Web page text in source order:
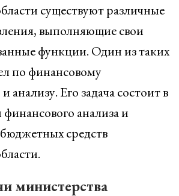
существуют различные
выполняющие свои
функции. Один из таких
по финансовому
анализу. Его задача состоит в
анализа и
средств
министерства